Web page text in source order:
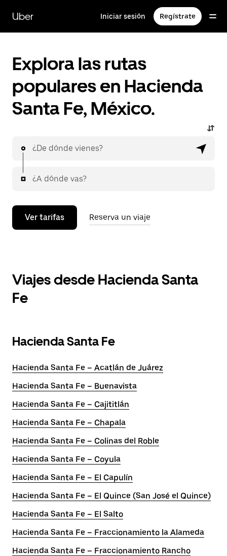
contenido
principal
Uber Iniciar sesión Regístrate
Explora las rutas
populares en Hacienda
Santa Fe, México.
¿De dónde vienes?
¿A dónde vas?
Ver tarifas Reserva un viaje
Viajes desde Hacienda Santa
Fe
Hacienda Santa Fe
Hacienda Santa Fe – Acatlán de Juárez
Hacienda Santa Fe – Buenavista
Hacienda Santa Fe – Cajititlán
Hacienda Santa Fe – Chapala
Hacienda Santa Fe – Colinas del Roble
Hacienda Santa Fe – Coyula
Hacienda Santa Fe – El Capulín
Hacienda Santa Fe – El Quince (San José el Quince)
Hacienda Santa Fe – El Salto
Hacienda Santa Fe – Fraccionamiento la Alameda
Hacienda Santa Fe – Fraccionamiento Rancho